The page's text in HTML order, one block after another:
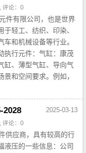
评论：0
件有限公司，也是世界
轻工、纺织、印染、
和机械设备等行业。
执行元件：气缸：康茂
缸、薄型气缸、导向气
和空间要求。例如，
2025-03-13
2028
评论：0
供应商，具有较高的行
液压的一些信息：公司